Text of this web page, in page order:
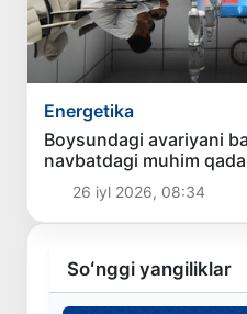
Energetika
Boysundagi avariyani
navbatdagi muhim
26 iyl 2026, 08:34
Soʻnggi yangiliklar